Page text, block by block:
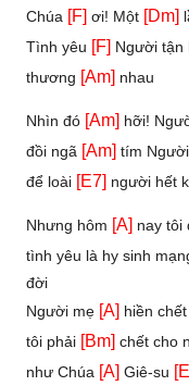
Chúa [F] ơi! Một [Dm]
Tình yêu [F] Người tận
thương [Am] nhau
Nhìn đó [Am] hỡi!
đồi ngã [Am] tím
để loài [E7] người hết
Nhưng hôm [A] nay tôi
tình yêu là hy sinh
đời
Người mẹ [A] hiền
tôi phải [Bm] chết cho
như Chúa [A] Giê-su